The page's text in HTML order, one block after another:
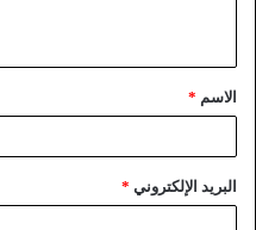
الاسم *
البريد الإلكتروني *